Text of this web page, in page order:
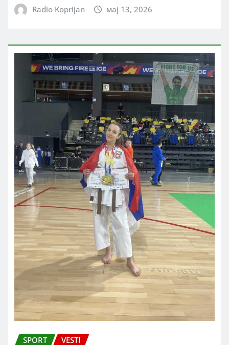
Radio Koprijan мај 13, 2026
SPORT VESTI